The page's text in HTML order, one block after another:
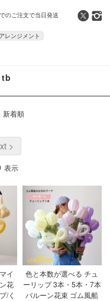
のご注文で当日発送
レンジメント
新着順
>
表示
イ
花
/く
色と本数が選べる チュ
ーリップ 3本・5本・7本
バルーン花束 ゴム風船